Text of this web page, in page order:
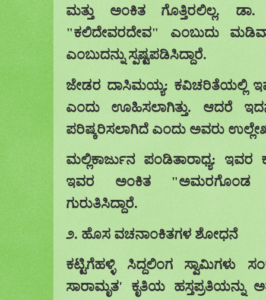
ಮತ್ತು ಅಂಕಿತ ಗೊತ್ತಿರಲಿಲ್ಲ.
"ಕಲಿದೇವರದೇವ" ಎಂಬುದು
ಎಂಬುದನ್ನು ಸ್ಪಷ್ಟಪಡಿಸಿದ್ದಾರೆ.
ಜೇಡರ ದಾಸಿಮಯ್ಯ: ಕವಿಚರಿತೆಯಲ್ಲಿ
ಎಂದು ಊಹಿಸಲಾಗಿತ್ತು. ಆದರೆ
ಪರಿಷ್ಕರಿಸಲಾಗಿದೆ ಎಂದು ಅವರು
ಮಲ್ಲಿಕಾರ್ಜುನ ಪಂಡಿತಾರಾಧ್ಯ: ಇವರ
ಇವರ ಅಂಕಿತ "ಅಮರಗೊಂಡ
ಗುರುತಿಸಿದ್ದಾರೆ.
೨. ಹೊಸ ವಚನಾಂಕಿತಗಳ ಶೋಧನೆ
ಕಟ್ಟಿಗೆಹಳ್ಳಿ ಸಿದ್ದಲಿಂಗ ಸ್ವಾಮಿಗಳು
ಸಾರಾಮೃತ' ಕೃತಿಯ ಹಸ್ತಪ್ರತಿಯನ್ನು